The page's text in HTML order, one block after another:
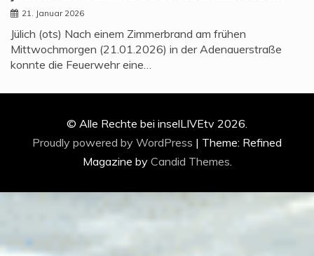
21. Januar 2026
Jülich (ots) Nach einem Zimmerbrand am frühen
Mittwochmorgen (21.01.2026) in der Adenauerstraße
konnte die Feuerwehr eine…
© Alle Rechte bei inselLIVEtv 2026.
Proudly powered by WordPress | Theme: Refined
Magazine by Candid Themes.